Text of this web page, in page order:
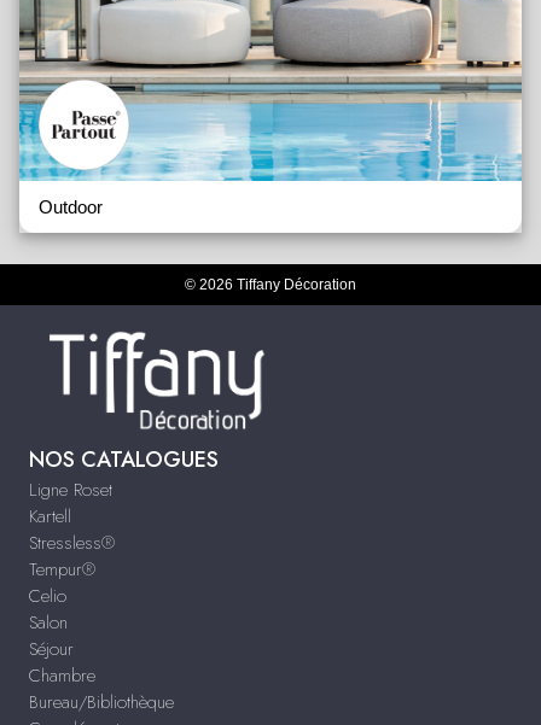
Outdoor
© 2026 Tiffany Décoration
NOS CATALOGUES
Ligne Roset
Kartell
Stressless®
Tempur®
Celio
Salon
Séjour
Chambre
Bureau/Bibliothèque